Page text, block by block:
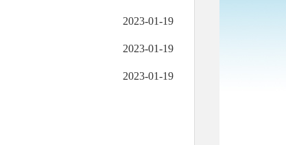
2023-01-19
2023-01-19
2023-01-19